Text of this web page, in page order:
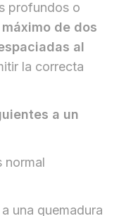
profundos o
máximo de dos
al
la correcta
a un
normal
una quemadura